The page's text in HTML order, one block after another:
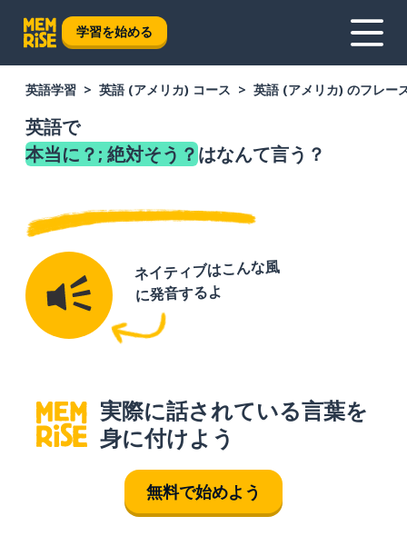
学習を始める
英語学習 英語 (アメリカ) コース 英語 (アメリカ) のフレー
英語で
本当に？; 絶対そう？はなんて言う？
ネイティブはこんな風
に発音するよ
実際に話されている言葉を
身に付けよう
無料で始めよう